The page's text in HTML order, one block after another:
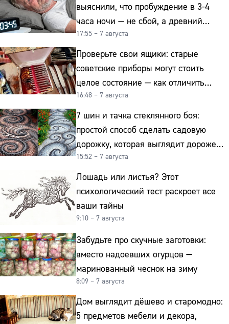
выяснили, что пробуждение в 3-4
часа ночи — не сбой, а древний
биологический ритм
17:55 – 7 августа
Проверьте свои ящики: старые
советские приборы могут стоить
целое состояние — как отличить
подделку от мельхиора
16:48 – 7 августа
7 шин и тачка стеклянного боя:
простой способ сделать садовую
дорожку, которая выглядит дороже
гранита
15:52 – 7 августа
Лошадь или листья? Этот
психологический тест раскроет все
ваши тайны
9:10 – 7 августа
Забудьте про скучные заготовки:
вместо надоевших огурцов —
маринованный чеснок на зиму
8:09 – 7 августа
Дом выглядит дёшево и старомодно:
5 предметов мебели и декора,